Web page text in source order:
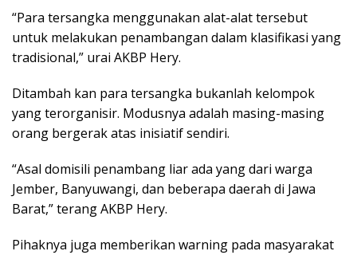
“Para tersangka menggunakan alat-alat tersebut
untuk melakukan penambangan dalam klasifikasi yang
tradisional,” urai AKBP Hery.
Ditambah kan para tersangka bukanlah kelompok
yang terorganisir. Modusnya adalah masing-masing
orang bergerak atas inisiatif sendiri.
“Asal domisili penambang liar ada yang dari warga
Jember, Banyuwangi, dan beberapa daerah di Jawa
Barat,” terang AKBP Hery.
Pihaknya juga memberikan warning pada masyarakat